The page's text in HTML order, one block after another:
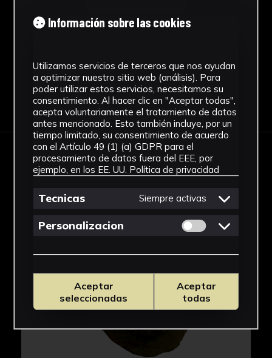
Facultad de Geografía e Historia
Ver más
Descargar Ficha
IMÁGENES
Información sobre las cookies
Utilizamos servicios de terceros que nos ayudan
a optimizar nuestro sitio web (análisis). Para
poder utilizar estos servicios, necesitamos su
consentimiento. Al hacer clic en "Aceptar todas",
acepta voluntariamente el tratamiento de datos
antes mencionado. Esto también incluye, por un
tiempo limitado, su consentimiento de acuerdo
con el Artículo 49 (1) (a) GDPR para el
procesamiento de datos fuera del EEE, por
ejemplo, en los EE. UU. Política de privacidad
Tecnicas Siempre activas
Personalizacion Permitir cookies
Aceptar
seleccionadas
Aceptar
todas